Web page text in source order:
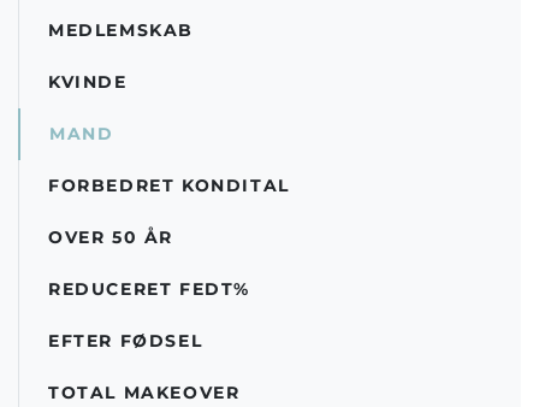
MEDLEMSKAB
KVINDE
MAND
FORBEDRET KONDITAL
OVER 50 ÅR
REDUCERET FEDT%
EFTER FØDSEL
TOTAL MAKEOVER